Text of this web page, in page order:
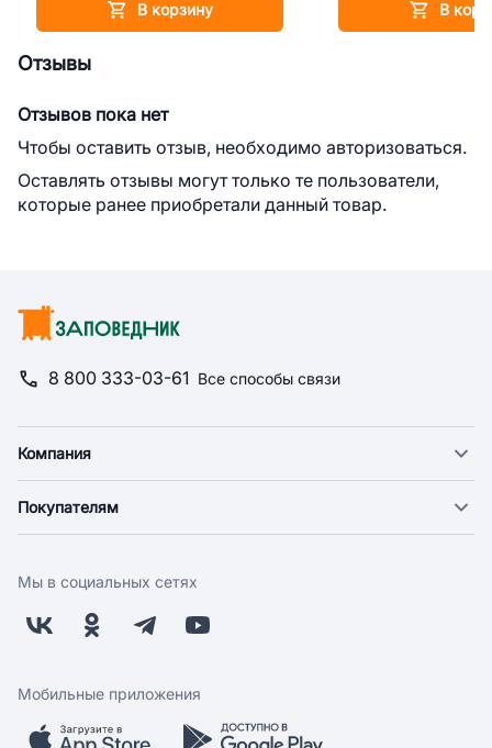
В корзину В
Отзывы
Отзывов пока нет
Чтобы оставить отзыв, необходимо авторизоваться.
Оставлять отзывы могут только те пользователи,
которые ранее приобретали данный товар.
8 800 333-03-61 Все способы связи
Компания
Новости
Поставщикам
Заводчикам
Обратная связь
Покупателям
Оплата
Бонусная программа
Скидки и акции
Мобильное приложение
Мы в социальных сетях
Мобильные приложения